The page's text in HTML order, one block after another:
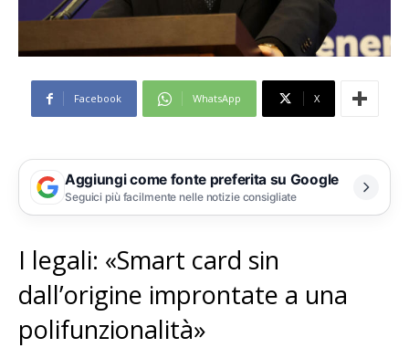
Facebook WhatsApp X
Aggiungi come fonte preferita su Google
Seguici più facilmente nelle notizie consigliate
I legali: «Smart card sin
dall’origine improntate a una
polifunzionalità»